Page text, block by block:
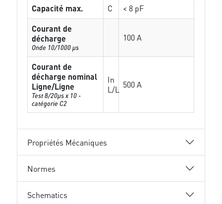
Capacité max. C
< 8 pF
Courant de
décharge
Onde 10/1000 µs
100 A
Courant de
décharge nominal
Ligne/Ligne
Test 8/20µs x 10 -
catégorie C2
In
L/L
500 A
Propriétés Mécaniques
Normes
Schematics